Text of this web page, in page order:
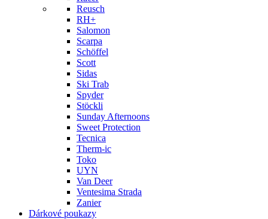
Reusch
RH+
Salomon
Scarpa
Schöffel
Scott
Sidas
Ski Trab
Spyder
Stöckli
Sunday Afternoons
Sweet Protection
Tecnica
Therm-ic
Toko
UYN
Van Deer
Ventesima Strada
Zanier
Dárkové poukazy